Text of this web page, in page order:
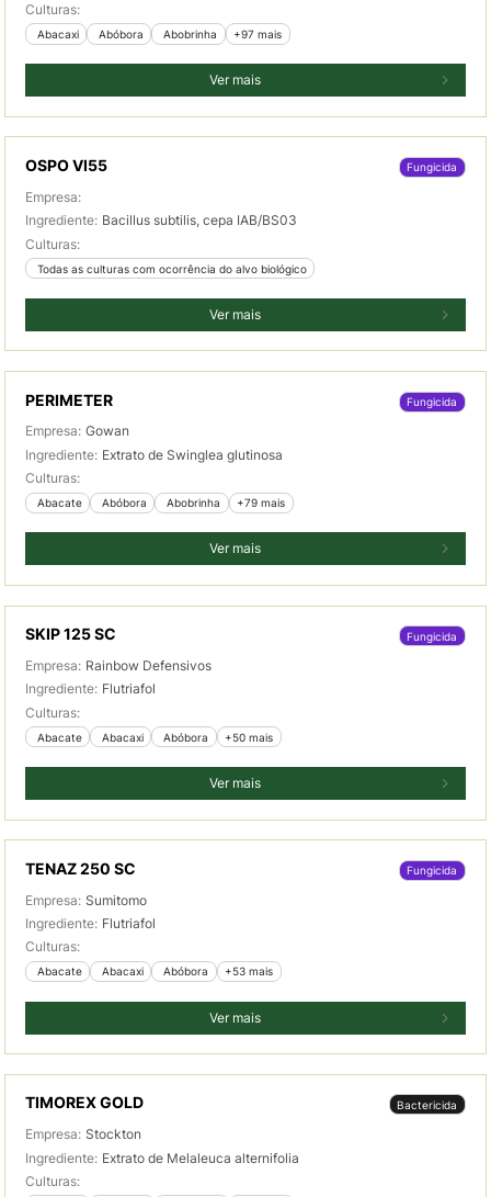
Culturas:
Abacaxi Abóbora Abobrinha +97 mais
Ver mais
OSPO VI55 Fungicida
Empresa:
Ingrediente: Bacillus subtilis, cepa IAB/BS03
Culturas:
Todas as culturas com ocorrência do alvo biológico
Ver mais
PERIMETER Fungicida
Empresa: Gowan
Ingrediente: Extrato de Swinglea glutinosa
Culturas:
Abacate Abóbora Abobrinha +79 mais
Ver mais
SKIP 125 SC Fungicida
Empresa: Rainbow Defensivos
Ingrediente: Flutriafol
Culturas:
Abacate Abacaxi Abóbora +50 mais
Ver mais
TENAZ 250 SC Fungicida
Empresa: Sumitomo
Ingrediente: Flutriafol
Culturas:
Abacate Abacaxi Abóbora +53 mais
Ver mais
TIMOREX GOLD Bactericida
Empresa: Stockton
Ingrediente: Extrato de Melaleuca alternifolia
Culturas: